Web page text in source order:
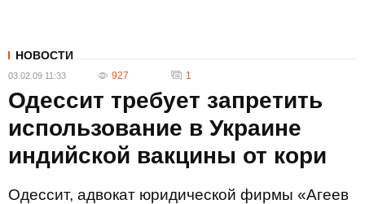
НОВОСТИ
03.02.09 11:33 927 1
Одессит требует запретить
использование в Украине
индийской вакцины от кори
Одессит, адвокат юридической фирмы «Агеев